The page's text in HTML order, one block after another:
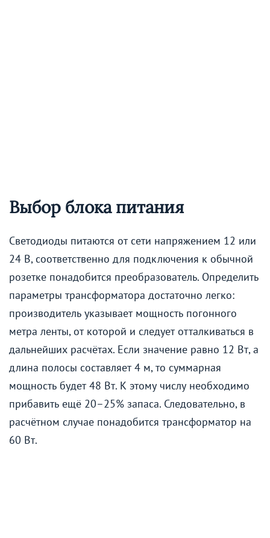
Выбор блока питания
Светодиоды питаются от сети напряжением 12 или
24 В, соответственно для подключения к обычной
розетке понадобится преобразователь. Определить
параметры трансформатора достаточно легко:
производитель указывает мощность погонного
метра ленты, от которой и следует отталкиваться в
дальнейших расчётах. Если значение равно 12 Вт, а
длина полосы составляет 4 м, то суммарная
мощность будет 48 Вт. К этому числу необходимо
прибавить ещё 20–25% запаса. Следовательно, в
расчётном случае понадобится трансформатор на
60 Вт.